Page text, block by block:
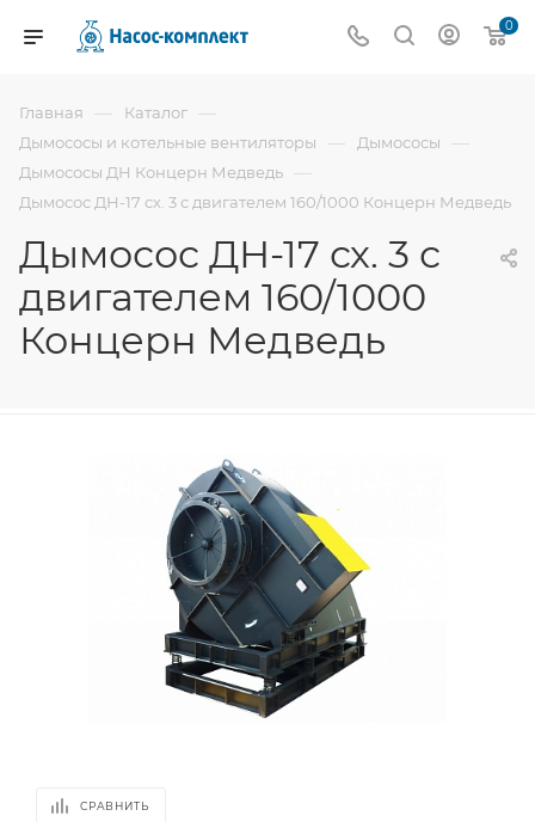
0
Главная — Каталог —
Дымососы и котельные вентиляторы — Дымососы —
Дымососы ДН Концерн Медведь —
Дымосос ДН-17 сх. 3 с двигателем 160/1000 Концерн Медведь
Дымосос ДН-17 сх. 3 с
двигателем 160/1000
Концерн Медведь
СРАВНИТЬ